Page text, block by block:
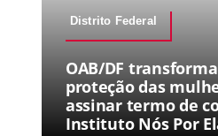
Distrito Federal
OAB/DF
proteção das
assinar termo de
Instituto Nós Por